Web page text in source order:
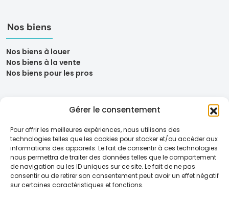
Gérer le consentement
Pour offrir les meilleures expériences, nous utilisons des
technologies telles que les cookies pour stocker et/ou accéder aux
informations des appareils. Le fait de consentir à ces technologies
nous permettra de traiter des données telles que le comportement
de navigation ou les ID uniques sur ce site. Le fait de ne pas
consentir ou de retirer son consentement peut avoir un effet négatif
sur certaines caractéristiques et fonctions.
Nos biens
Nos biens à louer
Nos biens à la vente
Nos biens pour les pros